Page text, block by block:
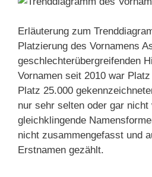
Erläuterung zum
Platzierung des Vornamens
geschlechterübergreifenden
Vornamen seit 2010 war
Platz 25.000
nur sehr selten oder gar
gleichklingende
nicht zusammengefasst und
Erstnamen gezählt.